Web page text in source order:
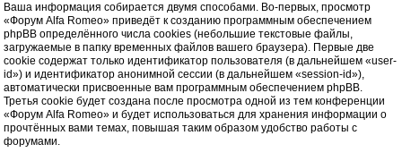
Ваша информация собирается двумя способами. Во-первых, просмотр
«Форум Alfa Romeo» приведёт к созданию программным обеспечением
phpBB определённого числа cookies (небольшие текстовые файлы,
загружаемые в папку временных файлов вашего браузера). Первые две
cookie содержат только идентификатор пользователя (в дальнейшем «user-
id») и идентификатор анонимной сессии (в дальнейшем «session-id»),
автоматически присвоенные вам программным обеспечением phpBB.
Третья cookie будет создана после просмотра одной из тем конференции
«Форум Alfa Romeo» и будет использоваться для хранения информации о
прочтённых вами темах, повышая таким образом удобство работы с
форумами.